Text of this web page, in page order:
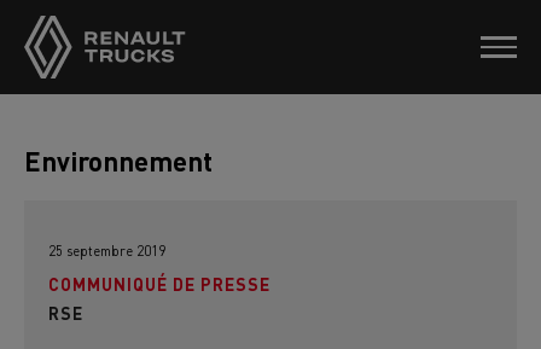
Environnement
25 septembre 2019
COMMUNIQUÉ DE PRESSE
RSE